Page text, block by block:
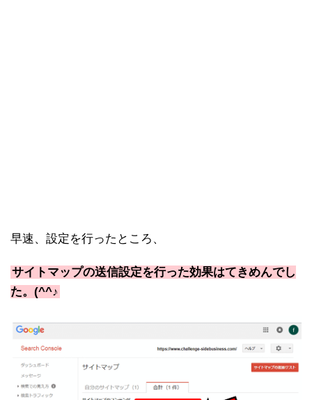
早速、設定を行ったところ、
サイトマップの送信設定を行った効果はてきめんでし
た。(^^♪